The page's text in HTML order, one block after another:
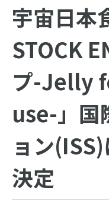
宇宙日本
STOCK
プ-Jelly
use-」国
ョン
決定